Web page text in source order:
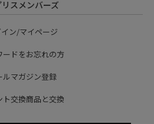
スメンバーズ
イン/マイページ
ードをお忘れの方
ルマガジン登録
ト交換商品と交換